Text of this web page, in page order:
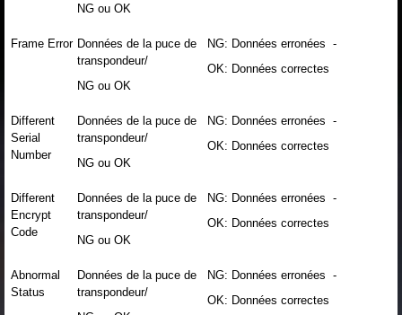
NG ou OK
Frame Error Données de la puce de
transpondeur/
NG ou OK
NG: Données erronées
OK: Données correctes
-
Different
Serial
Number
Données de la puce de
transpondeur/
NG ou OK
NG: Données erronées
OK: Données correctes
-
Different
Encrypt
Code
Données de la puce de
transpondeur/
NG ou OK
NG: Données erronées
OK: Données correctes
-
Abnormal
Status
Données de la puce de
transpondeur/
NG: Données erronées
OK: Données correctes
-